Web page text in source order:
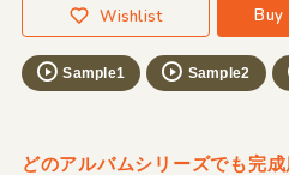
Wishlist Buy
Sample1 Sample2
どのアルバムシリーズでも完